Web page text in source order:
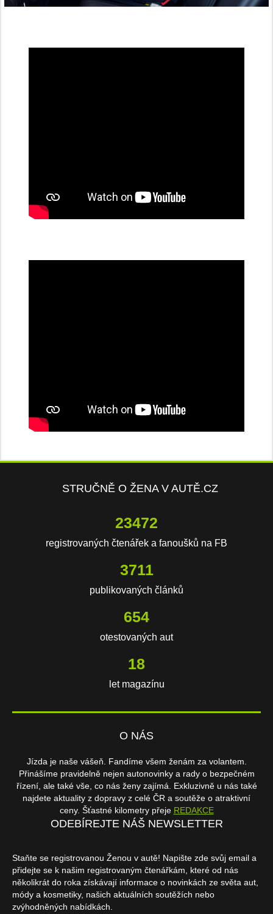
STRUČNĚ O ŽENA V AUTĚ.CZ
23472
registrovaných čtenářek a fanoušků na FB
3711
publikovaných článků
654
otestovaných aut
18
let magazínu
O NÁS
Jízda je naše vášeň. Fandíme všem ženám za volantem.
Přinášíme pravidelně nejen autonovinky a rady o bezpečném
řízení, ale také vše, co nás ženy zajímá. Exkluzivně u nás také
najdete aktuality z dopravy z celé ČR a soutěže o atraktivní
ceny. Šťastné kilometry přeje REDAKCE
ODEBÍREJTE NÁŠ NEWSLETTER
Staňte se registrovanou Ženou v autě! Napište zde svůj email a
přidejte se k našim registrovaným čtenářkám, které od nás
několikrát do roka získávají informace o novinkách ze světa aut,
módy a kosmetiky, našich aktuálních soutěžích nebo
zvýhodněných nabídkách.